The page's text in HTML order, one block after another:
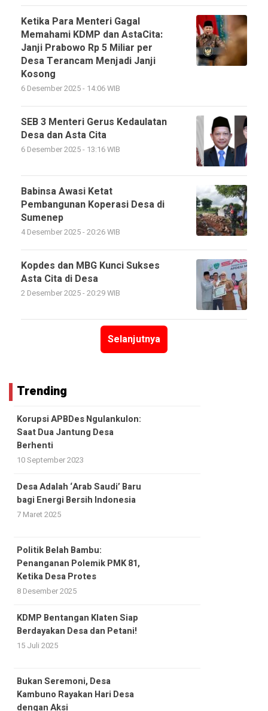
Ketika Para Menteri Gagal
Memahami KDMP dan AstaCita:
Janji Prabowo Rp 5 Miliar per
Desa Terancam Menjadi Janji
Kosong
6 Desember 2025 - 14:06 WIB
SEB 3 Menteri Gerus Kedaulatan
Desa dan Asta Cita
6 Desember 2025 - 13:16 WIB
Babinsa Awasi Ketat
Pembangunan Koperasi Desa di
Sumenep
4 Desember 2025 - 20:26 WIB
Kopdes dan MBG Kunci Sukses
Asta Cita di Desa
2 Desember 2025 - 20:29 WIB
Selanjutnya
Trending
Korupsi APBDes Ngulankulon:
Saat Dua Jantung Desa
Berhenti
10 September 2023
Desa Adalah ‘Arab Saudi’ Baru
bagi Energi Bersih Indonesia
7 Maret 2025
Politik Belah Bambu:
Penanganan Polemik PMK 81,
Ketika Desa Protes
8 Desember 2025
KDMP Bentangan Klaten Siap
Berdayakan Desa dan Petani!
15 Juli 2025
Bukan Seremoni, Desa
Kambuno Rayakan Hari Desa
dengan Aksi